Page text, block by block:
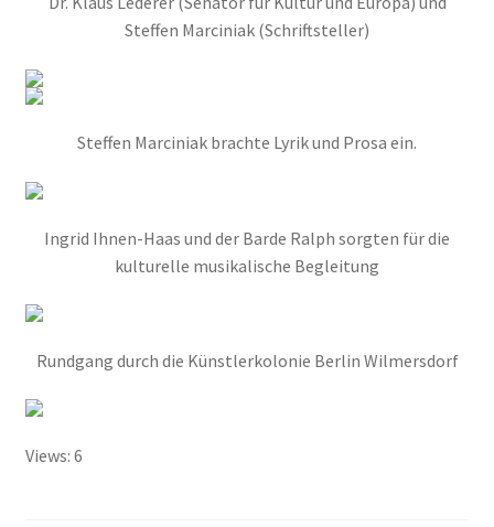
Baumpatenschaften
Bestellung abgeschlossen
Bewohner/innen
BewohnerInnen
Buchempfehlungen
Calendar
Steffen Marciniak (Schriftsteller)
Steffen Marciniak brachte Lyrik und Prosa ein.
Ingrid Ihnen-Haas und der Barde Ralph sorgten für die
kulturelle musikalische Begleitung
Rundgang durch die Künstlerkolonie Berlin Wilmersdorf
Views: 6